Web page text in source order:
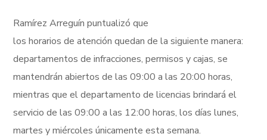
Ramírez Arreguín puntualizó que
los horarios de atención quedan de la siguiente manera:
departamentos de infracciones, permisos y cajas, se
mantendrán abiertos de las 09:00 a las 20:00 horas,
mientras que el departamento de licencias brindará el
servicio de las 09:00 a las 12:00 horas, los días lunes,
martes y miércoles únicamente esta semana.